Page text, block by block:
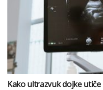
Kako ultrazvuk dojke